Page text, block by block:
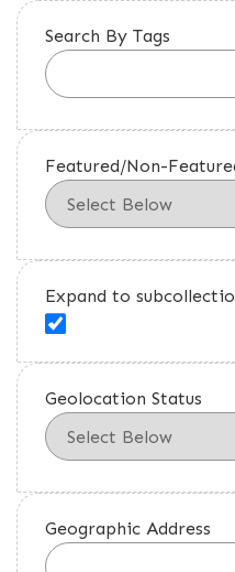
Search By Tags
Featured/Non-
Expand to
Geolocation Status
Geographic Address